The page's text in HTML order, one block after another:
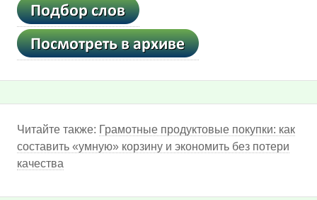
Читайте также: Грамотные продуктовые покупки: как
составить «умную» корзину и экономить без потери
качества